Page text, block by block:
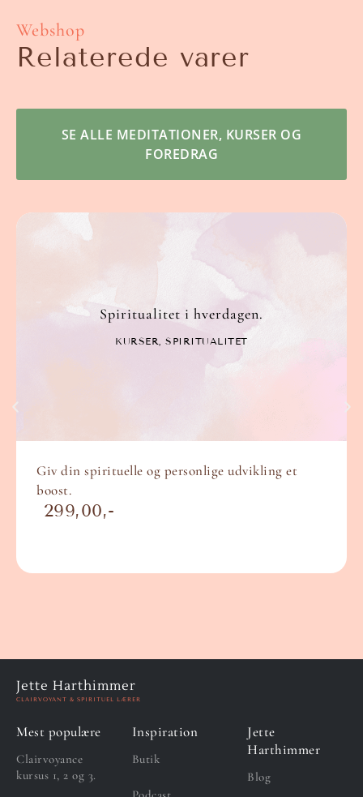
Webshop
Relaterede varer
SE ALLE MEDITATIONER, KURSER OG
FOREDRAG
Spiritualitet i hverdagen.
KURSER ,SPIRITUALITET
Giv din spirituelle og personlige udvikling et
boost.
299,00
Jette Harthimmer
CLAIRVOYANT & SPIRITUEL LÆRER
Mest populære
Clairvoyance
kursus 1, 2 og 3.
Inspiration
Butik
Jette
Harthimmer
Blog